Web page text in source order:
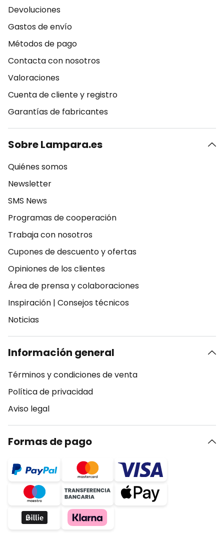
Devoluciones
Gastos de envío
Métodos de pago
Contacta con nosotros
Valoraciones
Cuenta de cliente y registro
Garantías de fabricantes
Sobre Lampara.es
Quiénes somos
Newsletter
SMS News
Programas de cooperación
Trabaja con nosotros
Cupones de descuento y ofertas
Opiniones de los clientes
Área de prensa y colaboraciones
Inspiración | Consejos técnicos
Noticias
Información general
Términos y condiciones de venta
Política de privacidad
Aviso legal
Formas de pago